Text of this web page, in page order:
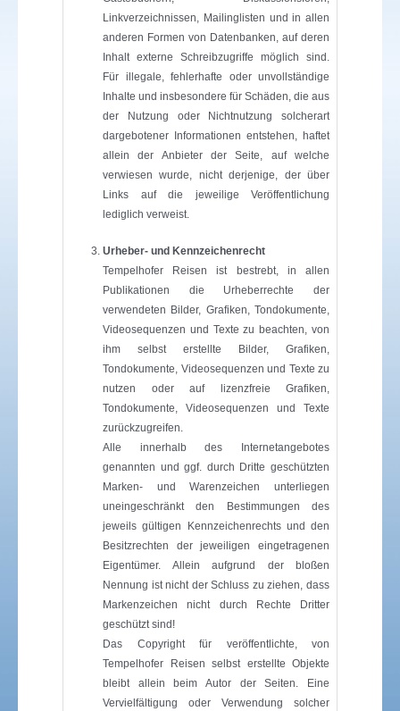
Linkverzeichnissen, Mailinglisten und in allen
anderen Formen von Datenbanken, auf deren
Inhalt externe Schreibzugriffe möglich sind.
Für illegale, fehlerhafte oder unvollständige
Inhalte und insbesondere für Schäden, die aus
der Nutzung oder Nichtnutzung solcherart
dargebotener Informationen entstehen, haftet
allein der Anbieter der Seite, auf welche
verwiesen wurde, nicht derjenige, der über
Links auf die jeweilige Veröffentlichung
lediglich verweist.
Urheber- und Kennzeichenrecht
Tempelhofer Reisen ist bestrebt, in allen
Publikationen die Urheberrechte der
verwendeten Bilder, Grafiken, Tondokumente,
Videosequenzen und Texte zu beachten, von
ihm selbst erstellte Bilder, Grafiken,
Tondokumente, Videosequenzen und Texte zu
nutzen oder auf lizenzfreie Grafiken,
Tondokumente, Videosequenzen und Texte
zurückzugreifen.
Alle innerhalb des Internetangebotes
genannten und ggf. durch Dritte geschützten
Marken- und Warenzeichen unterliegen
uneingeschränkt den Bestimmungen des
jeweils gültigen Kennzeichenrechts und den
Besitzrechten der jeweiligen eingetragenen
Eigentümer. Allein aufgrund der bloßen
Nennung ist nicht der Schluss zu ziehen, dass
Markenzeichen nicht durch Rechte Dritter
geschützt sind!
Das Copyright für veröffentlichte, von
Tempelhofer Reisen selbst erstellte Objekte
bleibt allein beim Autor der Seiten. Eine
Vervielfältigung oder Verwendung solcher